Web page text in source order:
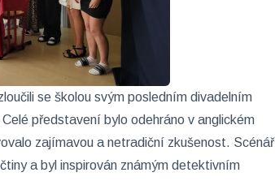
se školou svým posledním divadelním
představení bylo odehráno v anglickém
zajímavou a netradiční zkušenost. Scénář
a byl inspirován známým detektivním